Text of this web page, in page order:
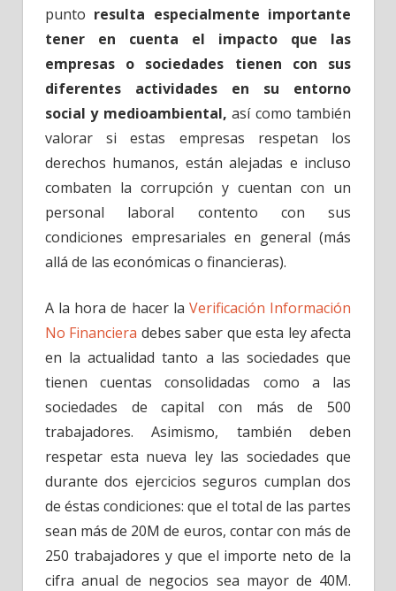
punto resulta especialmente importante
tener en cuenta el impacto que las
empresas o sociedades tienen con sus
diferentes actividades en su entorno
social y medioambiental, así como también
valorar si estas empresas respetan los
derechos humanos, están alejadas e incluso
combaten la corrupción y cuentan con un
personal laboral contento con sus
condiciones empresariales en general (más
allá de las económicas o financieras).
A la hora de hacer la Verificación Información
No Financiera debes saber que esta ley afecta
en la actualidad tanto a las sociedades que
tienen cuentas consolidadas como a las
sociedades de capital con más de 500
trabajadores. Asimismo, también deben
respetar esta nueva ley las sociedades que
durante dos ejercicios seguros cumplan dos
de éstas condiciones: que el total de las partes
sean más de 20M de euros, contar con más de
250 trabajadores y que el importe neto de la
cifra anual de negocios sea mayor de 40M.